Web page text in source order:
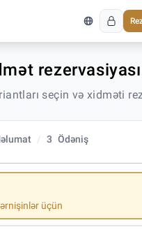
rezervasiyası
seçin və xidməti
3 Ödəniş
üçün